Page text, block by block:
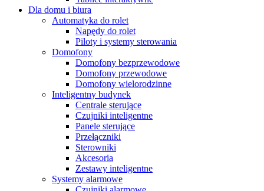
Dla domu i biura
Automatyka do rolet
Napędy do rolet
Piloty i systemy sterowania
Domofony
Domofony bezprzewodowe
Domofony przewodowe
Domofony wielorodzinne
Inteligentny budynek
Centrale sterujące
Czujniki inteligentne
Panele sterujące
Przełączniki
Sterowniki
Akcesoria
Zestawy inteligentne
Systemy alarmowe